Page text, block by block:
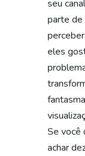
seu
parte de
eles
Se você
achar